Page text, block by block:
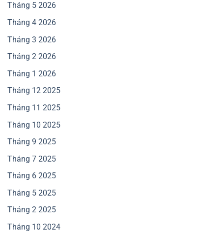
Tháng 5 2026
Tháng 4 2026
Tháng 3 2026
Tháng 2 2026
Tháng 1 2026
Tháng 12 2025
Tháng 11 2025
Tháng 10 2025
Tháng 9 2025
Tháng 7 2025
Tháng 6 2025
Tháng 5 2025
Tháng 2 2025
Tháng 10 2024